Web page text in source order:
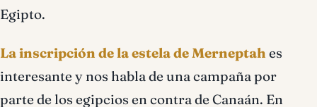
Egipto.
La inscripción de la estela de Merneptah es
interesante y nos habla de una campaña por
parte de los egipcios en contra de Canaán. En